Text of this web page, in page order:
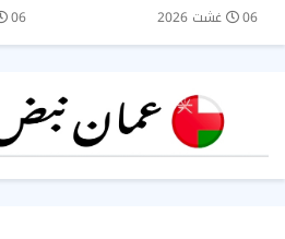
06 غشت 2026 06 غشت 2026